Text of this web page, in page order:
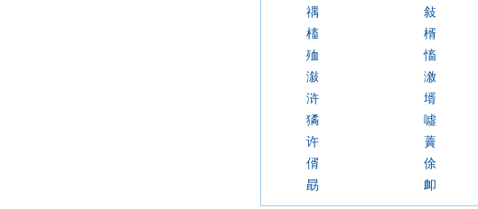
禑 敍
槒
楈
殈
慉
潊
漵
浒
壻
獝
噓
许
藚
偦
俆
勗
卹